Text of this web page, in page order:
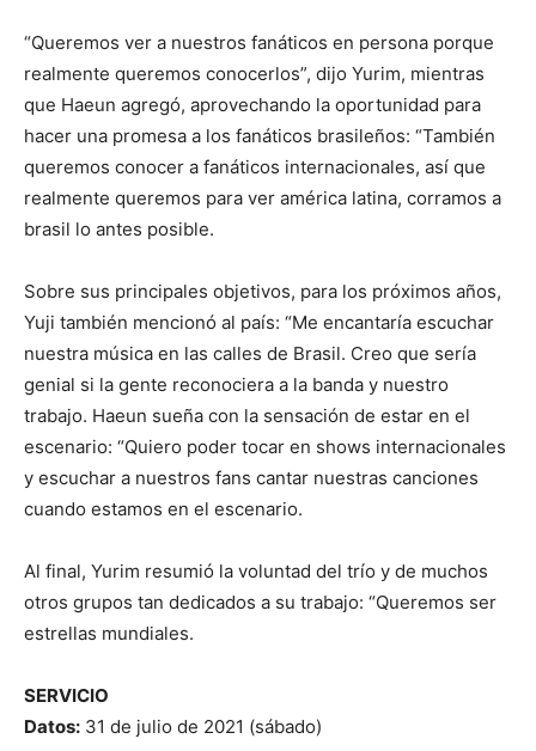
“Queremos ver a nuestros fanáticos en persona porque
realmente queremos conocerlos”, dijo Yurim, mientras
que Haeun agregó, aprovechando la oportunidad para
hacer una promesa a los fanáticos brasileños: “También
queremos conocer a fanáticos internacionales, así que
realmente queremos para ver américa latina, corramos a
brasil lo antes posible.
Sobre sus principales objetivos, para los próximos años,
Yuji también mencionó al país: “Me encantaría escuchar
nuestra música en las calles de Brasil. Creo que sería
genial si la gente reconociera a la banda y nuestro
trabajo. Haeun sueña con la sensación de estar en el
escenario: “Quiero poder tocar en shows internacionales
y escuchar a nuestros fans cantar nuestras canciones
cuando estamos en el escenario.
Al final, Yurim resumió la voluntad del trío y de muchos
otros grupos tan dedicados a su trabajo: “Queremos ser
estrellas mundiales.
SERVICIO
Datos: 31 de julio de 2021 (sábado)